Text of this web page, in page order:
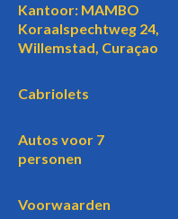
Kantoor: MAMBO
Koraalspechtweg 24,
Willemstad, Curaçao
Cabriolets
Autos voor 7
personen
Voorwaarden